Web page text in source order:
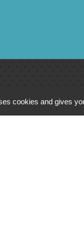
Liens
cookies and gives